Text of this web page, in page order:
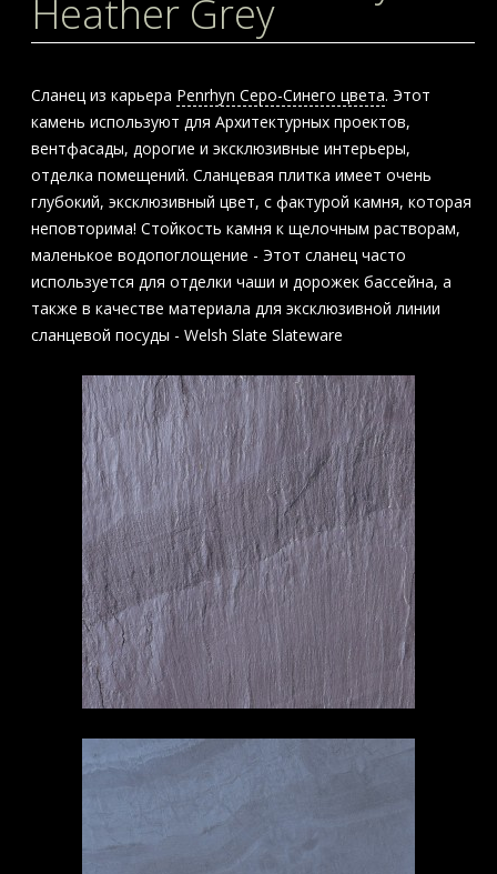
Heather Grey
Сланец из карьера Penrhyn Серо-Синего цвета. Этот
камень используют для Архитектурных проектов,
вентфасады, дорогие и эксклюзивные интерьеры,
отделка помещений. Сланцевая плитка имеет очень
глубокий, эксклюзивный цвет, с фактурой камня, которая
неповторима! Стойкость камня к щелочным растворам,
маленькое водопоглощение - Этот сланец часто
используется для отделки чаши и дорожек бассейна, а
также в качестве материала для эксклюзивной линии
сланцевой посуды - Welsh Slate Slateware